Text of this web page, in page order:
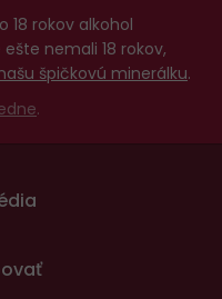
18 rokov alkohol
nemali 18 rokov,
špičkovú minerálku.
.